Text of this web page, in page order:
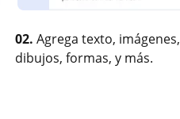
02. Agrega texto, imágenes,
dibujos, formas, y más.